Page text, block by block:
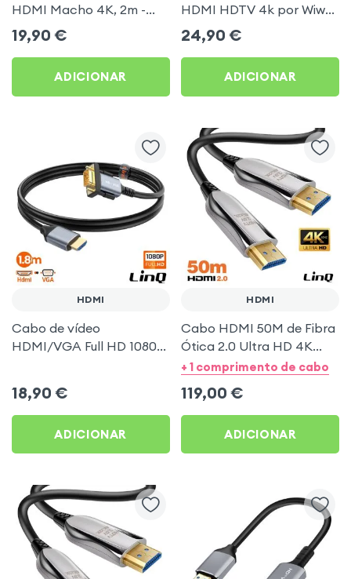
HDMI Macho 4K, 2m -
Preto
19,90 €
ADICIONAR
HDMI HDTV 4k por Wiwu,
2 metros - preto
24,90 €
ADICIONAR
HDMI
Cabo de vídeo
HDMI/VGA Full HD 1080p,
18,90 €
ADICIONAR
HDMI
Cabo HDMI 50M de Fibra
Ótica 2.0 Ultra HD 4K
60Hz - Ideal para TV,
PC - Transmissão sem
Perda
+ 1 comprimento de cabo
119,00 €
ADICIONAR